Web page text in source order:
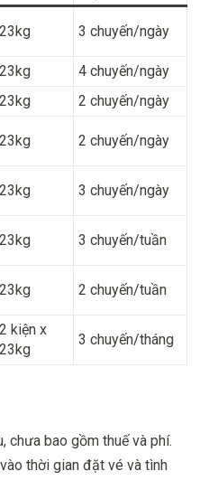
23kg 3 chuyến/ngày
23kg
4 chuyến/ngày
23kg 2 chuyến/ngày
23kg 2 chuyến/ngày
23kg 3 chuyến/ngày
23kg 3 chuyến/tuần
23kg 2 chuyến/tuần
2 kiện x
23kg
3 chuyến/tháng
chưa bao gồm thuế và phí.
thời gian đặt vé và tình